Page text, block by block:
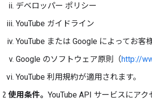
デベロッパー ポリシー
YouTube ガイドライン
YouTube または Google によってお
Google のソフトウェア原則（http://
YouTube 利用規約が適用されます。
2.2 使用条件。 YouTube API サービスにア